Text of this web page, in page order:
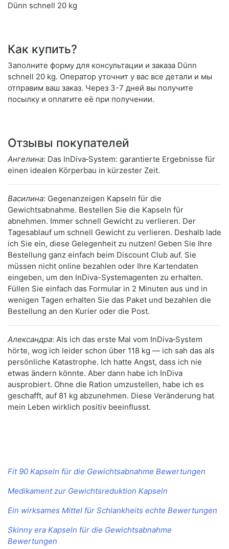
Dünn schnell 20 kg
Как купить?
Заполните форму для консультации и заказа Dünn
schnell 20 kg. Оператор уточнит у вас все детали и мы
отправим ваш заказ. Через 3-7 дней вы получите
посылку и оплатите её при получении.
Отзывы покупателей
Ангелина: Das InDiva‑System: garantierte Ergebnisse für
einen idealen Körperbau in kürzester Zeit.
Василина: Gegenanzeigen Kapseln für die
Gewichtsabnahme. Bestellen Sie die Kapseln für
abnehmen. Immer schnell Gewicht zu verlieren. Der
Tagesablauf um schnell Gewicht zu verlieren. Deshalb lade
ich Sie ein, diese Gelegenheit zu nutzen! Geben Sie Ihre
Bestellung ganz einfach beim Discount Club auf. Sie
müssen nicht online bezahlen oder Ihre Kartendaten
eingeben, um den InDiva-Systemagenten zu erhalten.
Füllen Sie einfach das Formular in 2 Minuten aus und in
wenigen Tagen erhalten Sie das Paket und bezahlen die
Bestellung an den Kurier oder die Post.
Александра: Als ich das erste Mal vom InDiva‑System
hörte, wog ich leider schon über 118 kg — ich sah das als
persönliche Katastrophe. Ich hatte Angst, dass ich nie
etwas ändern könnte. Aber dann habe ich InDiva
ausprobiert. Ohne die Ration umzustellen, habe ich es
geschafft, auf 81 kg abzunehmen. Diese Veränderung hat
mein Leben wirklich positiv beeinflusst.
Fit 90 Kapseln für die Gewichtsabnahme Bewertungen
Medikament zur Gewichtsreduktion Kapseln
Ein wirksames Mittel für Schlankheits echte Bewertungen
Skinny era Kapseln für die Gewichtsabnahme
Bewertungen